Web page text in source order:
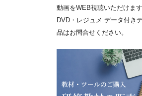
動画をWEB視聴いただけます
DVD・レジュメ データ付き
品はお問合せください。